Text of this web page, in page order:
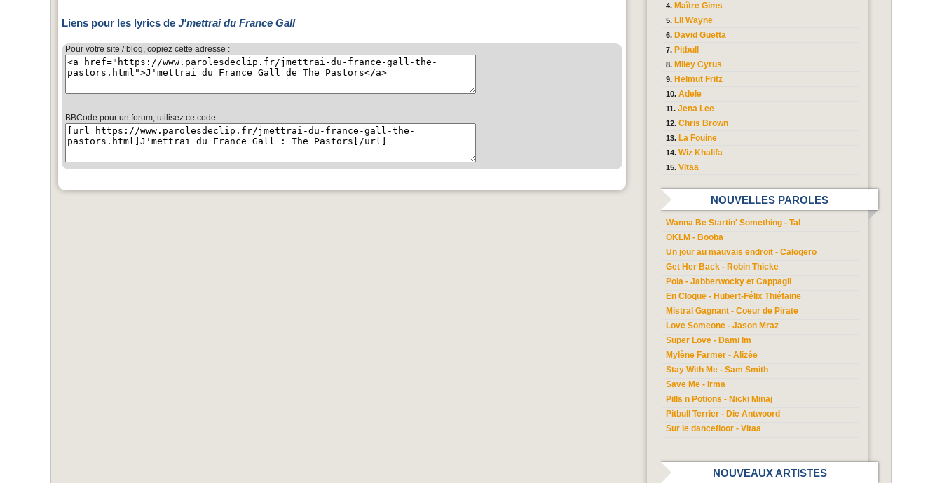
Liens pour les lyrics de J'mettrai du France Gall
Pour votre site / blog, copiez cette adresse :
BBCode pour un forum, utilisez ce code :
Maître Gims
Lil Wayne
David Guetta
Pitbull
Miley Cyrus
Helmut Fritz
Adele
Jena Lee
Chris Brown
La Fouine
Wiz Khalifa
Vitaa
NOUVELLES PAROLES
Wanna Be Startin' Something - Tal
OKLM - Booba
Un jour au mauvais endroit - Calogero
Get Her Back - Robin Thicke
Pola - Jabberwocky et Cappagli
En Cloque - Hubert-Félix Thiéfaine
Mistral Gagnant - Coeur de Pirate
Love Someone - Jason Mraz
Super Love - Dami Im
Mylène Farmer - Alizée
Stay With Me - Sam Smith
Save Me - Irma
Pills n Potions - Nicki Minaj
Pitbull Terrier - Die Antwoord
Sur le dancefloor - Vitaa
NOUVEAUX ARTISTES